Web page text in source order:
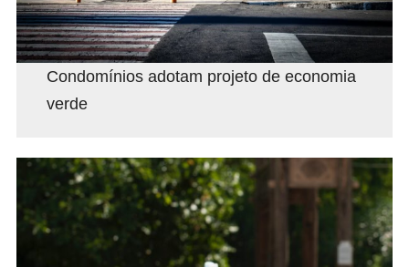
Condomínios adotam projeto de economia
verde